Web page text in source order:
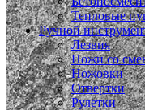
Тепловые
Ручной
Лезвия
Ножи со
Ножовки
Отвертки
Рулетки